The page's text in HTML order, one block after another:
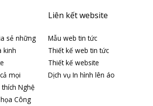
sẻ những
kinh
mọi
Nghệ
Công
Liên kết website
Mẫu web tin tức
Thiết kế web tin tức
Thiết kế website
Dịch vụ In hình lên áo